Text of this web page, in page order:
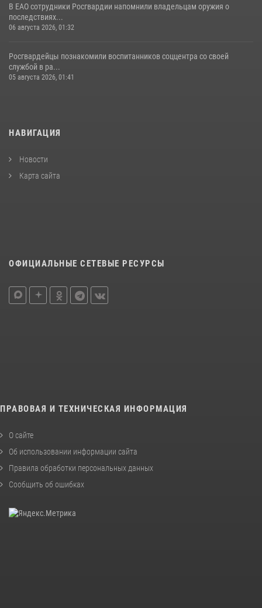
В ЕАО сотрудники Росгвардии напомнили владельцам оружия о
последствиях...
06 августа 2026, 01:32
Росгвардейцы познакомили воспитанников соццентра со своей
службой в ра...
05 августа 2026, 01:41
НАВИГАЦИЯ
Новости
Карта сайта
ОФИЦИАЛЬНЫЕ СЕТЕВЫЕ РЕСУРСЫ
ПРАВОВАЯ И ТЕХНИЧЕСКАЯ ИНФОРМАЦИЯ
О сайте
Об использовании информации сайта
Правила обработки персональных данных
Сообщить об ошибках